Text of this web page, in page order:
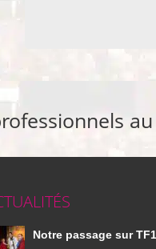
Notre passage sur TF1